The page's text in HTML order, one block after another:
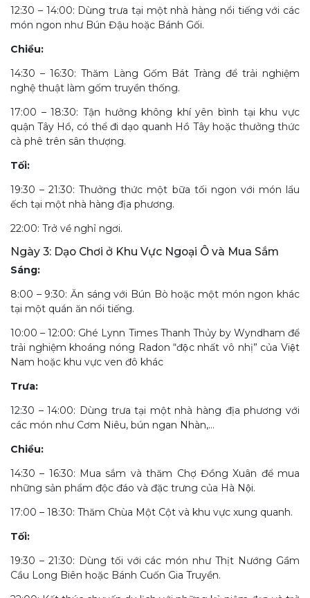
12:30 – 14:00: Dùng trưa tại một nhà hàng nổi tiếng với các
món ngon như Bún Đậu hoặc Bánh Gối.
Chiều:
14:30 – 16:30: Thăm Làng Gốm Bát Tràng để trải nghiệm
nghệ thuật làm gốm truyền thống.
17:00 – 18:30: Tận hưởng không khí yên bình tại khu vực
quận Tây Hồ, có thể đi dạo quanh Hồ Tây hoặc thưởng thức
cà phê trên sân thượng.
Tối:
19:30 – 21:30: Thưởng thức một bữa tối ngon với món lẩu
ếch tại một nhà hàng địa phương.
22:00: Trở về nghỉ ngơi.
Ngày 3: Dạo Chơi ở Khu Vực Ngoại Ô và Mua Sắm
Sáng:
8:00 – 9:30: Ăn sáng với Bún Bò hoặc một món ngon khác
tại một quán ăn nổi tiếng.
10:00 – 12:00: Ghé Lynn Times Thanh Thủy by Wyndham để
trải nghiệm khoáng nóng Radon “độc nhất vô nhị” của Việt
Nam hoặc khu vực ven đô khác
Trưa:
12:30 – 14:00: Dùng trưa tại một nhà hàng địa phương với
các món như Cơm Niêu, bún ngan Nhàn,…
Chiều:
14:30 – 16:30: Mua sắm và thăm Chợ Đồng Xuân để mua
những sản phẩm độc đáo và đặc trưng của Hà Nội.
17:00 – 18:30: Thăm Chùa Một Cột và khu vực xung quanh.
Tối:
19:30 – 21:30: Dùng tối với các món như Thịt Nướng Gầm
Cầu Long Biên hoặc Bánh Cuốn Gia Truyền.